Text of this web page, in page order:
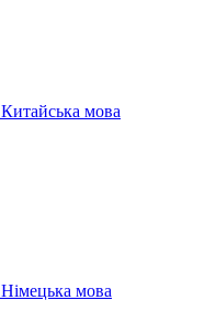
Китайська мова
Німецька мова